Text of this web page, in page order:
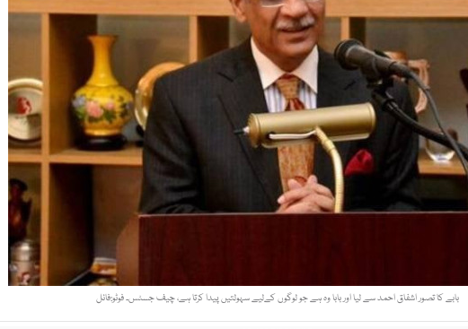
بابے کا تصور اشفاق احمد سے لیا اور بابا وہ ہے جو لوگوں کےلیے سہولتیں پیدا کرتا ہے، چیف جسٹس۔ فوٹو:فائل